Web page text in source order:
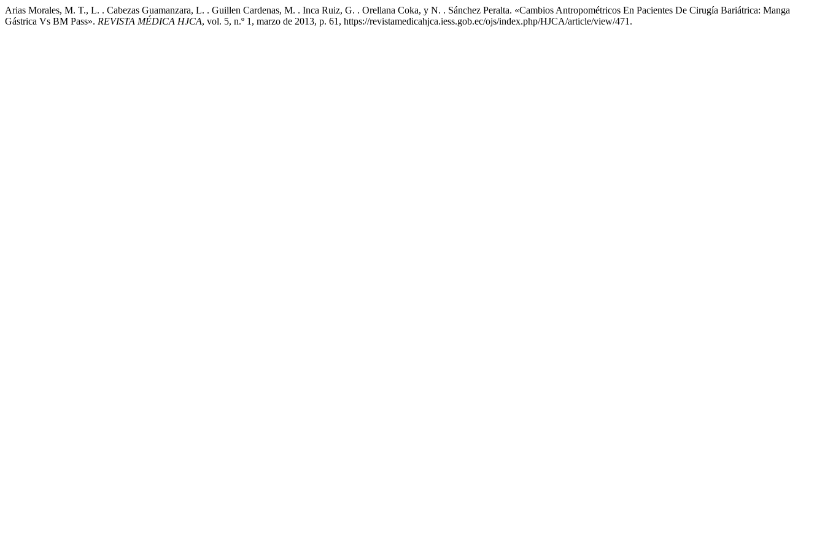
Arias Morales, M. T., L. . Cabezas Guamanzara, L. . Guillen Cardenas, M. . Inca Ruiz, G. . Orellana Coka, y N. . Sánchez Peralta. «Cambios Antropométricos En Pacientes De Cirugía Bariátrica: Manga
Gástrica Vs BM Pass». REVISTA MÉDICA HJCA, vol. 5, n.º 1, marzo de 2013, p. 61, https://revistamedicahjca.iess.gob.ec/ojs/index.php/HJCA/article/view/471.